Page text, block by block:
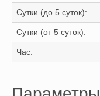
Сутки (до 5 суток):
Сутки (от 5 суток):
Час: